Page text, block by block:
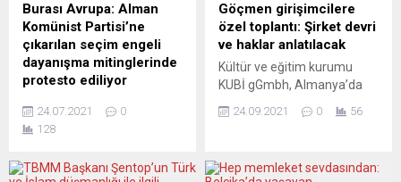
Burası Avrupa: Alman
Komünist Partisi’ne
çıkarılan seçim engeli
dayanışma mitinglerinde
protesto ediliyor
seçimlere, gerekli bürokratik
işlemleri tamamlayıp
iletmediği gerekçe
24.07.2021
0
128
Göçmen girişimcilere
özel toplantı: Şirket devri
ve haklar anlatılacak
Kültür ve eğitim kurumu
KUBİ gGmbh, Almanya’da
satın almak isteyen göçmen
Toplantıda şirket devrinin
24.09.2021 0 56